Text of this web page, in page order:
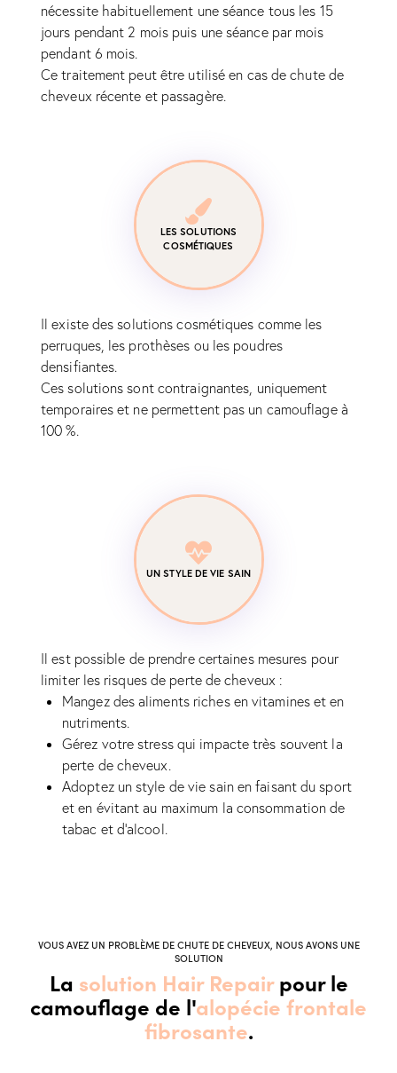
nécessite habituellement une séance tous les 15
jours pendant 2 mois puis une séance par mois
pendant 6 mois.
Ce traitement peut être utilisé en cas de chute de
cheveux récente et passagère.
LES SOLUTIONS
COSMÉTIQUES
Il existe des solutions cosmétiques comme les
perruques, les prothèses ou les poudres
densifiantes.
Ces solutions sont contraignantes, uniquement
temporaires et ne permettent pas un camouflage à
100 %.
UN STYLE DE VIE SAIN
Il est possible de prendre certaines mesures pour
limiter les risques de perte de cheveux :
Mangez des aliments riches en vitamines et en
nutriments.
Gérez votre stress qui impacte très souvent la
perte de cheveux.
Adoptez un style de vie sain en faisant du sport
et en évitant au maximum la consommation de
tabac et d'alcool.
VOUS AVEZ UN PROBLÈME DE CHUTE DE CHEVEUX, NOUS AVONS UNE
SOLUTION
La solution Hair Repairpour le
camouflage de l'alopécie frontale
fibrosante.